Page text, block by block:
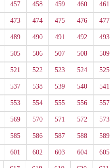
457 458 459 460 461
473 474 475 476 477
489 490 491 492 493
505 506 507 508 509
521 522 523 524 525
537 538 539 540 541
553 554 555 556 557
569 570 571 572 573
585 586 587 588 589
601 602 603 604 605